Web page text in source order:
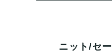
ニット/セ